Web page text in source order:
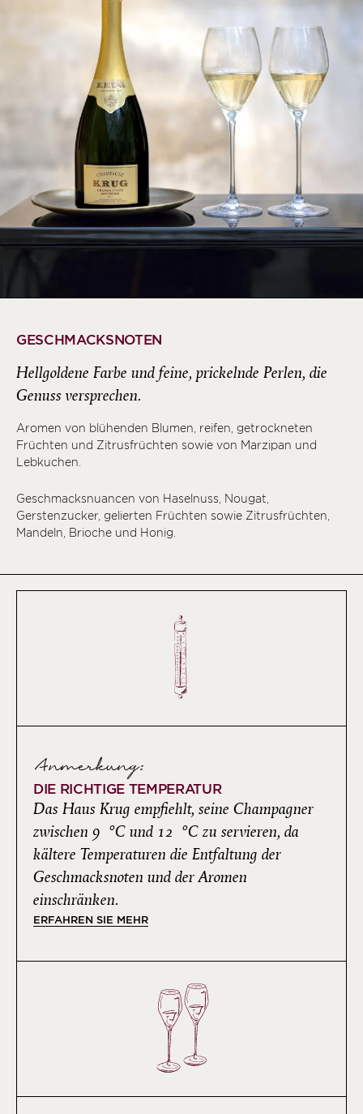
GESCHMACKSNOTEN
Hellgoldene Farbe und feine, prickelnde Perlen, die
Genuss versprechen.
Aromen von blühenden Blumen, reifen, getrockneten
Früchten und Zitrusfrüchten sowie von Marzipan und
Lebkuchen.
Geschmacksnuancen von Haselnuss, Nougat,
Gerstenzucker, gelierten Früchten sowie Zitrusfrüchten,
Mandeln, Brioche und Honig.
Anmerkung:
DIE RICHTIGE TEMPERATUR
Das Haus Krug empfiehlt, seine Champagner
zwischen 9 °C und 12 °C zu servieren, da
kältere Temperaturen die Entfaltung der
Geschmacksnoten und der Aromen
einschränken.
ERFAHREN SIE MEHR